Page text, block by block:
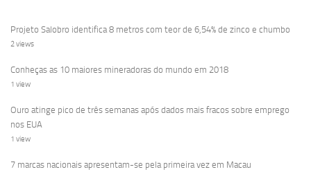
Projeto Salobro identifica 8 metros com teor de 6,54% de zinco e chumbo
2 views
Conheças as 10 maiores mineradoras do mundo em 2018
1 view
Ouro atinge pico de três semanas após dados mais fracos sobre emprego
nos EUA
1 view
7 marcas nacionais apresentam-se pela primeira vez em Macau